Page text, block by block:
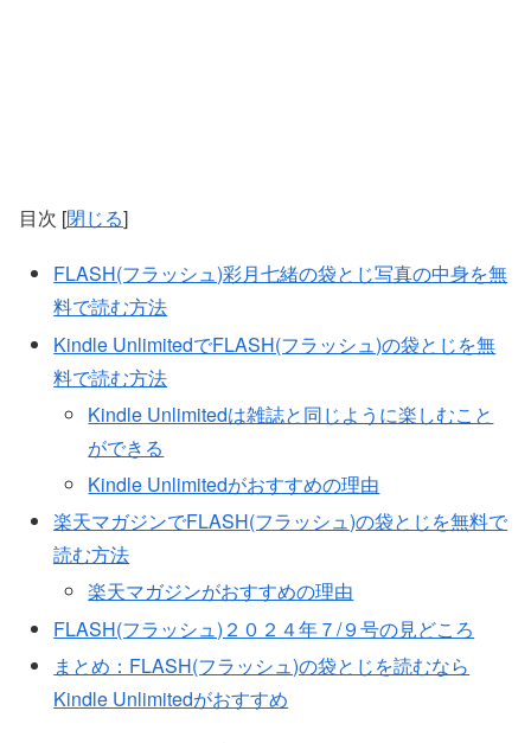
目次 [閉じる]
FLASH(フラッシュ)彩月七緒の袋とじ写真の中身を無
料で読む方法
Kindle UnlimitedでFLASH(フラッシュ)の袋とじを無
料で読む方法
Kindle Unlimitedは雑誌と同じように楽しむこと
ができる
Kindle Unlimitedがおすすめの理由
楽天マガジンでFLASH(フラッシュ)の袋とじを無料で
読む方法
楽天マガジンがおすすめの理由
FLASH(フラッシュ)２０２４年７/９号の見どころ
まとめ：FLASH(フラッシュ)の袋とじを読むなら
Kindle Unlimitedがおすすめ